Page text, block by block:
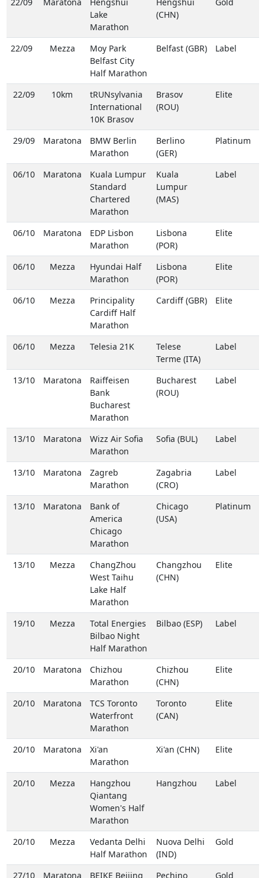
Lake
Marathon
(CHN)
22/09 Mezza
Moy Park
Belfast City
Half Marathon
Belfast (GBR) Label
22/09 10km
tRUNsylvania
International
10K Brasov
Brasov
(ROU)
Elite
29/09 Maratona
BMW Berlin
Marathon
Berlino
(GER)
Platinum
06/10 Maratona
Kuala Lumpur
Standard
Chartered
Marathon
Kuala
Lumpur
(MAS)
Label
06/10 Maratona
EDP Lisbon
Marathon
Lisbona
(POR)
Elite
06/10 Mezza
Hyundai Half
Marathon
Lisbona
(POR)
Elite
06/10 Mezza
Principality
Cardiff Half
Marathon
Cardiff (GBR) Elite
06/10 Mezza Telesia 21K
Telese
Terme (ITA)
Label
13/10 Maratona
Raiffeisen
Bank
Bucharest
Marathon
Bucharest
(ROU)
Label
13/10 Maratona
Wizz Air Sofia
Marathon
Sofia (BUL) Label
13/10 Maratona
Zagreb
Marathon
Zagabria
(CRO)
Label
13/10 Maratona
Bank of
America
Chicago
Marathon
Chicago
(USA)
Platinum
13/10 Mezza
ChangZhou
West Taihu
Lake Half
Marathon
Changzhou
(CHN)
Elite
19/10 Mezza
Total Energies
Bilbao Night
Half Marathon
Bilbao (ESP) Label
20/10 Maratona
Chizhou
Marathon
Chizhou
(CHN)
Elite
20/10 Maratona
TCS Toronto
Waterfront
Marathon
Toronto
(CAN)
Elite
20/10 Maratona
Xi'an
Marathon
Xi'an (CHN) Elite
20/10 Mezza
Hangzhou
Qiantang
Women's Half
Marathon
Hangzhou Label
20/10 Mezza
Vedanta Delhi
Half Marathon
Nuova Delhi
(IND)
Gold
27/10 Maratona
BEIKE Beijing
Pechino
Gold